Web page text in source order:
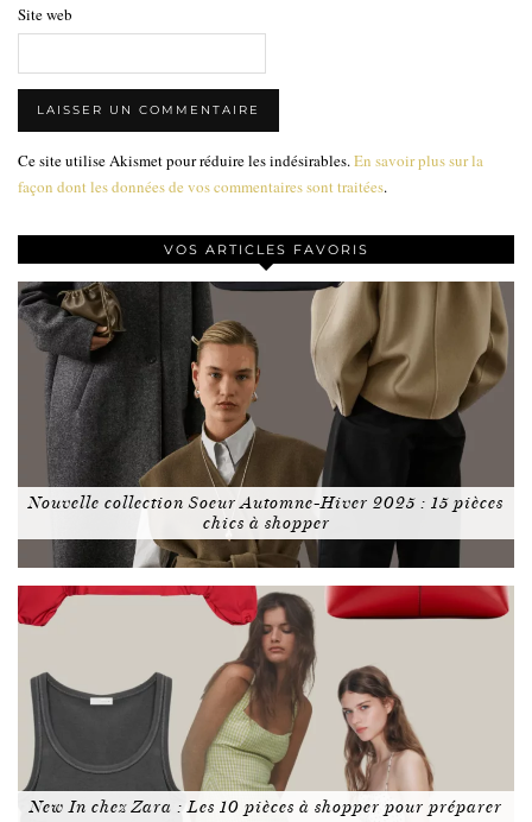
Site web
Ce site utilise Akismet pour réduire les indésirables. En savoir plus sur la
façon dont les données de vos commentaires sont traitées.
VOS ARTICLES FAVORIS
Nouvelle collection Soeur Automne-Hiver 2025 : 15 pièces
chics à shopper
New In chez Zara : Les 10 pièces à shopper pour préparer